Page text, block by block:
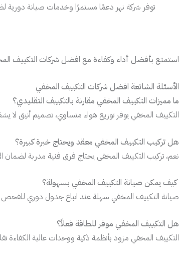
توفر شركة نهر دعمًا مستمرًا وخدمات صيانة دورية
استمتع بأفضل أداء وكفاءة مع افضل شركات التكييف
الأسئلة الشائعة افضل شركات التكييف المخفي
ما مميزات التكييف المخفي مقارنة بالتكييف التقليدي؟
التكييف المخفي يوفر توزيع هواء متساوي، تصميم أنيق لا
هل تركيب التكييف المخفي معقد ويحتاج خبرة كبيرة؟
نعم، تركيب التكييف المخفي يحتاج فرق فنية مدربة لضمان
كيف يمكن صيانة التكييف المخفي بسهولة؟
صيانة التكييف المخفي سهلة عند اتباع جدول دوري
هل التكييف المخفي موفر للطاقة فعلاً؟
التكييف المخفي مزود بأنظمة ذكية ووحدات عالية الكفاءة